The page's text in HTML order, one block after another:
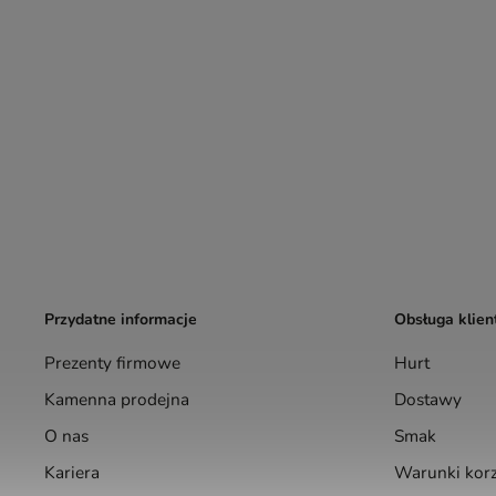
Przydatne informacje
Prezenty firmowe
Kamenna prodejna
O nas
Kariera
Obsługa
Hurt
Dostawy
Smak
Warunki